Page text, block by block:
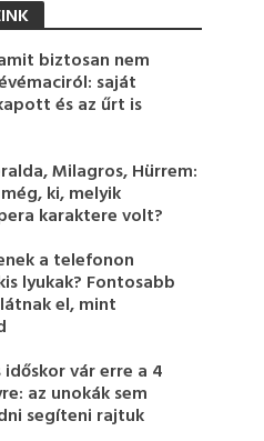
biztosan nem
saját
és az űrt is
Milagros, Hürrem:
ki, melyik
karaktere volt?
a telefonon
lyukak? Fontosabb
el, mint
vár erre a 4
az unokák sem
segíteni rajtuk